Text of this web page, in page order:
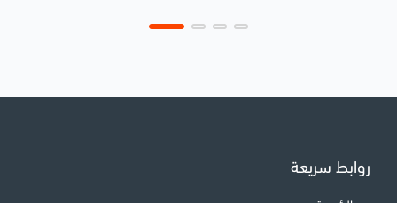
روابط سريعة